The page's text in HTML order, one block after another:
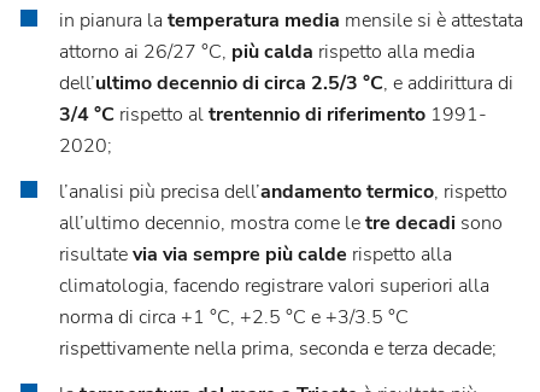
in pianura la temperatura media mensile si è attestata
attorno ai 26/27 °C, più calda rispetto alla media
dell’ultimo decennio di circa 2.5/3 °C, e addirittura di
3/4 °C rispetto altrentennio di riferimento 1991-
2020;
l’analisi più precisa dell’andamento termico, rispetto
all’ultimo decennio, mostra come letre decadi sono
risultatevia via sempre più calde rispetto alla
climatologia, facendo registrare valori superiori alla
norma di circa +1 °C, +2.5 °C e +3/3.5 °C
rispettivamente nella prima, seconda e terza decade;